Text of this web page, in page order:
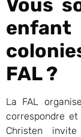
Vous
FAL ?
La FAL
correspondre
Christen